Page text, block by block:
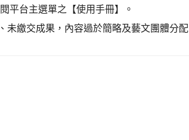
平台主選單之【使用手冊】。
繳交成果，內容過於簡略及藝文團體分